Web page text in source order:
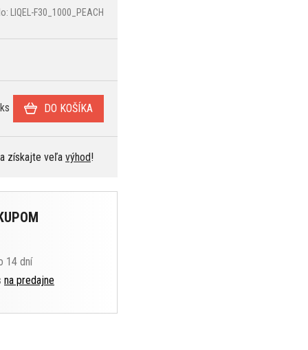
LIQEL-F30_1000_PEACH
ks DO KOŠÍKA
získajte veľa výhod!
14 dní
na predajne